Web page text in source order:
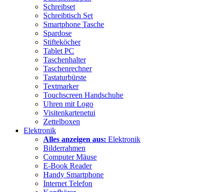
Schreibset
Schreibtisch Set
Smartphone Tasche
Spardose
Stifteköcher
Tablet PC
Taschenhalter
Taschenrechner
Tastaturbürste
Textmarker
Touchscreen Handschuhe
Uhren mit Logo
Visitenkartenetui
Zettelboxen
Elektronik
Alles anzeigen aus: Elektronik
Bilderrahmen
Computer Mäuse
E-Book Reader
Handy Smartphone
Internet Telefon